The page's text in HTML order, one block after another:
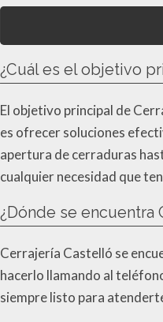
¿Cuál es el objetivo
El objetivo principal de
es ofrecer soluciones
apertura de cerraduras
cualquier necesidad que
¿Dónde se encuentra
Cerrajería Castelló se
hacerlo llamando al
siempre listo para